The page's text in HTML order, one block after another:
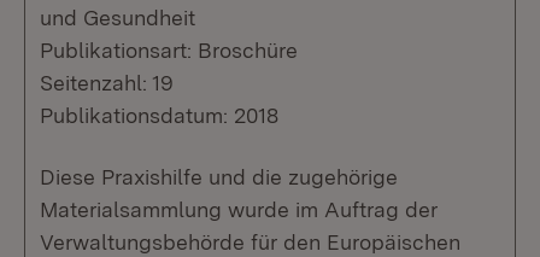
und Gesundheit
Publikationsart: Broschüre
Seitenzahl: 19
Publikationsdatum: 2018
Diese Praxishilfe und die zugehörige
Materialsammlung wurde im Auftrag der
Verwaltungsbehörde für den Europäischen